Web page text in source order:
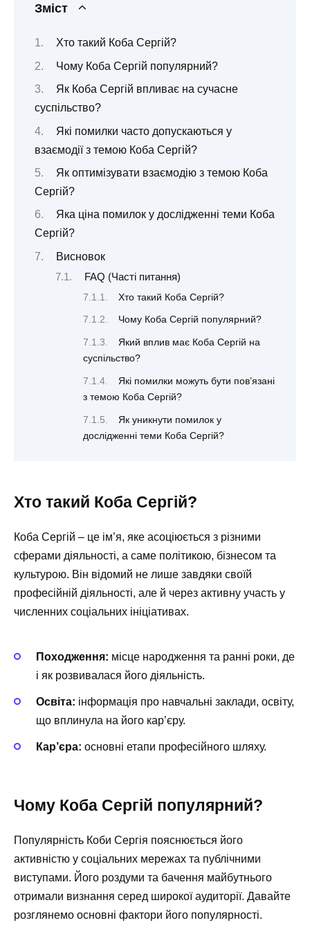
Зміст
Хто такий Коба Сергій?
Чому Коба Сергій популярний?
Як Коба Сергій впливає на сучасне
суспільство?
Які помилки часто допускаються у
взаємодії з темою Коба Сергій?
Як оптимізувати взаємодію з темою Коба
Сергій?
Яка ціна помилок у дослідженні теми Коба
Сергій?
Висновок
FAQ (Часті питання)
Хто такий Коба Сергій?
Чому Коба Сергій популярний?
Який вплив має Коба Сергій на
суспільство?
Які помилки можуть бути пов’язані
з темою Коба Сергій?
Як уникнути помилок у
дослідженні теми Коба Сергій?
Хто такий Коба Сергій?
Коба Сергій – це ім’я, яке асоціюється з різними
сферами діяльності, а саме політикою, бізнесом та
культурою. Він відомий не лише завдяки своїй
професійній діяльності, але й через активну участь у
численних соціальних ініціативах.
Походження: місце народження та ранні роки, де
і як розвивалася його діяльність.
Освіта: інформація про навчальні заклади, освіту,
що вплинула на його кар’єру.
Кар’єра: основні етапи професійного шляху.
Чому Коба Сергій популярний?
Популярність Коби Сергія пояснюється його
активністю у соціальних мережах та публічними
виступами. Його роздуми та бачення майбутнього
отримали визнання серед широкої аудиторії. Давайте
розглянемо основні фактори його популярності.